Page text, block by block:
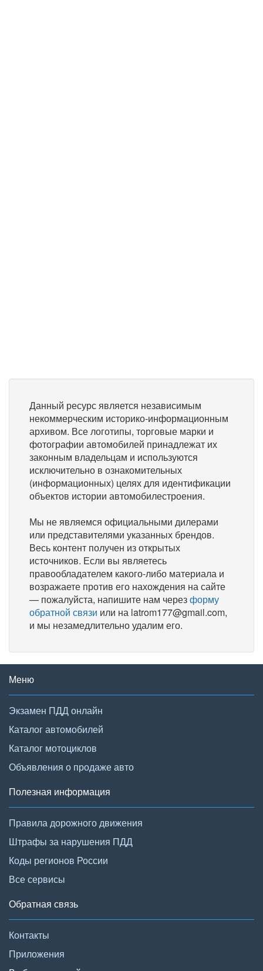
Данный ресурс является независимым
некоммерческим историко-информационным
архивом. Все логотипы, торговые марки и
фотографии автомобилей принадлежат их
законным владельцам и используются
исключительно в ознакомительных
(информационных) целях для идентификации
объектов истории автомобилестроения.
Мы не являемся официальными дилерами
или представителями указанных брендов.
Весь контент получен из открытых
источников. Если вы являетесь
правообладателем какого-либо материала и
возражаете против его нахождения на сайте
— пожалуйста, напишите нам черезформу
обратной связи или на latrom177@gmail.com,
и мы незамедлительно удалим его.
Меню
Экзамен ПДД онлайн
Каталог автомобилей
Каталог мотоциклов
Объявления о продаже авто
Полезная информация
Правила дорожного движения
Штрафы за нарушения ПДД
Коды регионов России
Все сервисы
Обратная связь
Контакты
Приложения